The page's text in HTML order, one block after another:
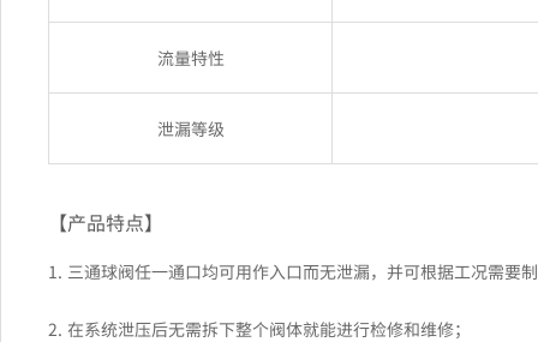
流量特性
泄漏等级
【产品特点】
1. 三通球阀任一通口均可用作入口而无泄漏，并可根据工况需要
2. 在系统泄压后无需拆下整个阀体就能进行检修和维修；